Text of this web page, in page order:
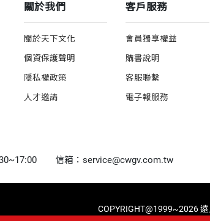
關於我們
關於天下文化
個資保護聲明
隱私權政策
人才邀請
客戶服務
會員獨享權益
購書說明
客服聯繫
電子報服務
信箱：service@cwgv.com.tw
COPYRIGHT@1999~2026